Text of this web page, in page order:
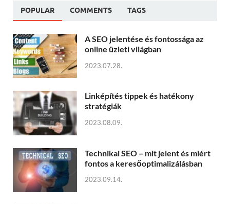
POPULAR COMMENTS TAGS
A SEO jelentése és fontossága az
online üzleti világban
2023.07.28.
Linképítés tippek és hatékony
stratégiák
2023.08.09.
Technikai SEO – mit jelent és miért
fontos a keresőoptimalizálásban
2023.09.14.